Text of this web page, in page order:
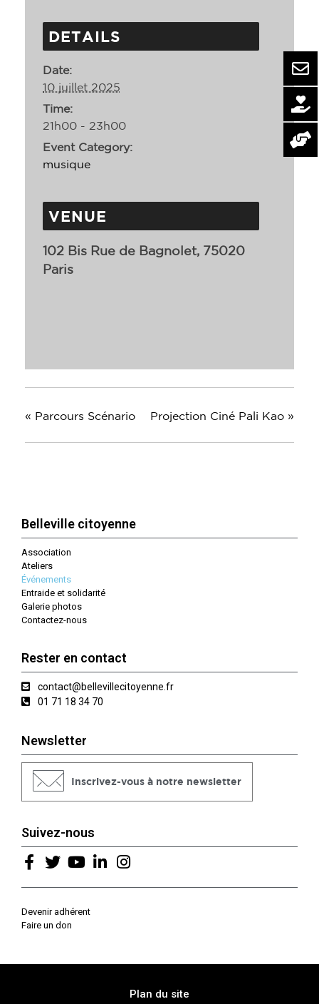
DETAILS
Date:
10 juillet 2025
Time:
21h00 - 23h00
Event Category:
musique
VENUE
102 Bis Rue de Bagnolet, 75020
Paris
« Parcours Scénario Projection Ciné Pali Kao »
Belleville citoyenne
Association
Ateliers
Événements
Entraide et solidarité
Galerie photos
Contactez-nous
Rester en contact
contact@bellevillecitoyenne.fr
01 71 18 34 70
Newsletter
Inscrivez-vous à notre newsletter
Suivez-nous
Devenir adhérent
Faire un don
Plan du site